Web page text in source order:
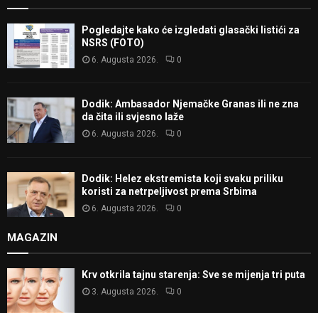
Pogledajte kako će izgledati glasački listići za
NSRS (FOTO)
6. Augusta 2026. 0
Dodik: Ambasador Njemačke Granas ili ne zna
da čita ili svjesno laže
6. Augusta 2026. 0
Dodik: Helez ekstremista koji svaku priliku
koristi za netrpeljivost prema Srbima
6. Augusta 2026. 0
MAGAZIN
Krv otkrila tajnu starenja: Sve se mijenja tri puta
3. Augusta 2026. 0